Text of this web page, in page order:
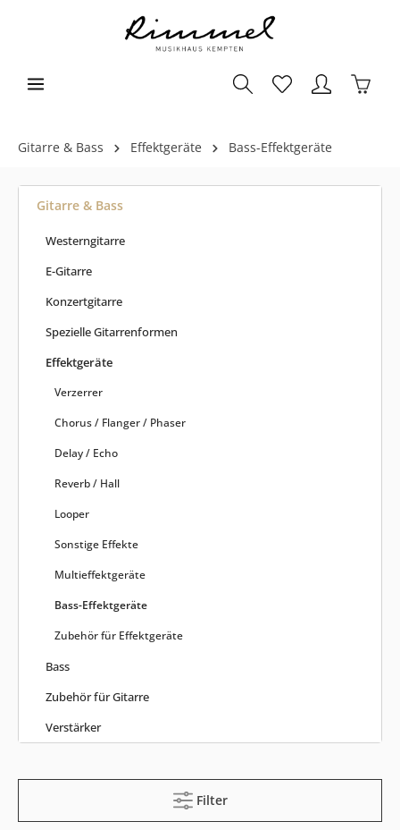
Gitarre & Bass Effektgeräte Bass-Effektgeräte
Gitarre & Bass
Westerngitarre
E-Gitarre
Konzertgitarre
Spezielle Gitarrenformen
Effektgeräte
Verzerrer
Chorus / Flanger / Phaser
Delay / Echo
Reverb / Hall
Looper
Sonstige Effekte
Multieffektgeräte
Bass-Effektgeräte
Zubehör für Effektgeräte
Bass
Zubehör für Gitarre
Verstärker
Filter